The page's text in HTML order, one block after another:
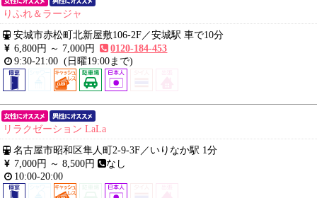
りふれ＆ラージャ
安城市赤松町北新屋敷106-2F／安城駅 車で10分
6,800円 ～ 7,000円
0120-184-453
9:30-21:00 (日曜19:00まで)
リラクゼーション LaLa
名古屋市昭和区隼人町2-9-3F／いりなか駅 1分
7,000円 ～8,500円
なし
10:00-20:00